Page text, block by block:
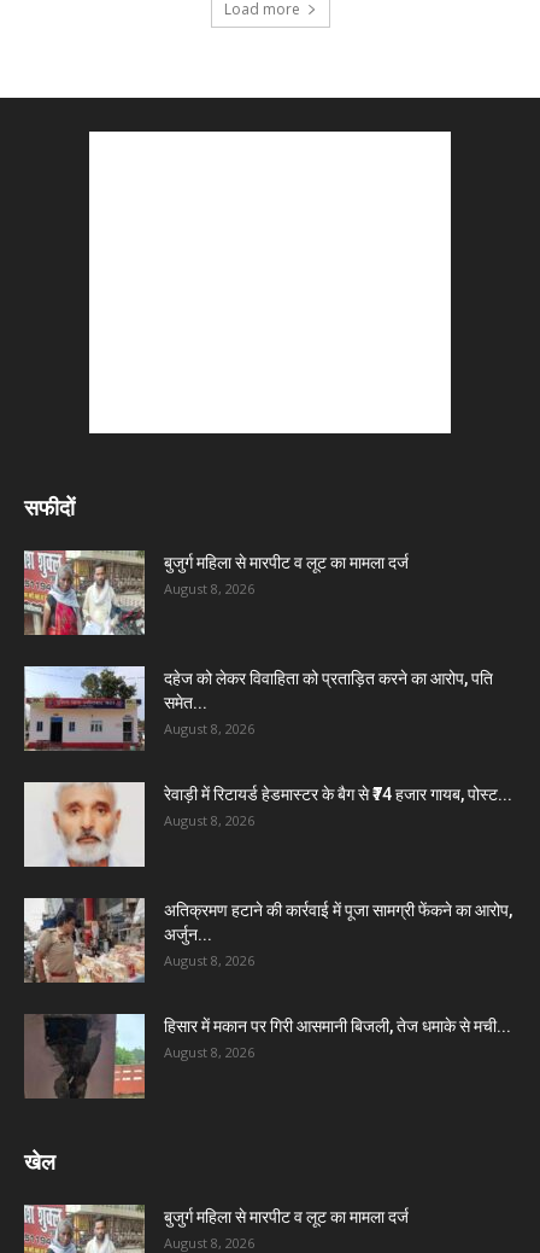
Load more
सफीदों
बुजुर्ग महिला से मारपीट व लूट का मामला दर्ज
August 8, 2026
दहेज को लेकर विवाहिता को प्रताड़ित करने का आरोप, पति
समेत...
August 8, 2026
रेवाड़ी में रिटायर्ड हेडमास्टर के बैग से ₹74 हजार गायब, पोस्ट...
August 8, 2026
अतिक्रमण हटाने की कार्रवाई में पूजा सामग्री फेंकने का आरोप,
अर्जुन...
August 8, 2026
हिसार में मकान पर गिरी आसमानी बिजली, तेज धमाके से मची...
August 8, 2026
खेल
बुजुर्ग महिला से मारपीट व लूट का मामला दर्ज
August 8, 2026